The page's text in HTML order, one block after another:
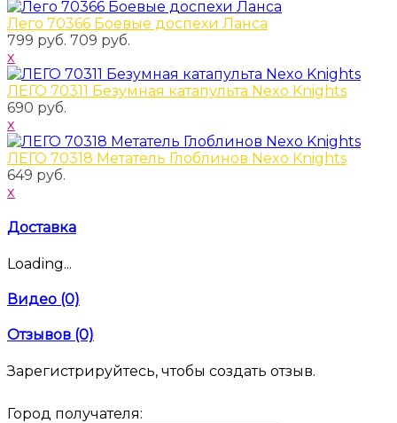
Лего 70366 Боевые доспехи Ланса
799 руб. 709 руб.
x
ЛЕГО 70311 Безумная катапульта Nexo Knights
690 руб.
x
ЛЕГО 70318 Метатель Глоблинов Nexo Knights
649 руб.
x
Доставка
Loading...
Видео (0)
Отзывов (0)
Зарегистрируйтесь, чтобы создать отзыв.
Город получателя: